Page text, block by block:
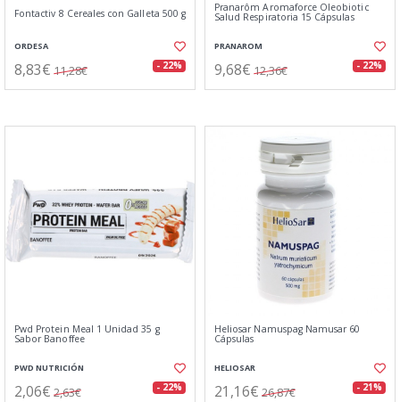
Fontactiv 8 Cereales con Galleta 500 g
ORDESA
8,83€ 11,28€ - 22%
Pranarôm Aromaforce Oleobiotic
Salud Respiratoria 15 Cápsulas
PRANAROM
9,68€ 12,36€ - 22%
Pwd Protein Meal 1 Unidad 35 g
Sabor Banoffee
PWD NUTRICIÓN
2,06€ 2,63€ - 22%
Heliosar Namuspag Namusar 60
Cápsulas
HELIOSAR
21,16€ 26,87€ - 21%